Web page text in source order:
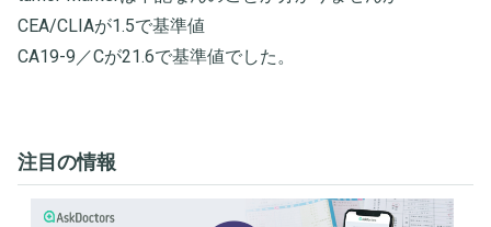
CEA/CLIAが1.5で基準値
CA19-9／Cが21.6で基準値でした。
注目の情報